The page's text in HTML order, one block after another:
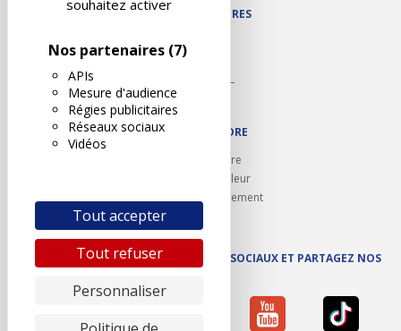
souhaitez activer
Nos partenaires (7)
APIs
Mesure d'audience
Régies publicitaires
Réseaux sociaux
Vidéos
Tout accepter
Tout refuser
Personnaliser
NOS PARTENAIRES
Autodidact
Karoil
Autovision PL
Motovision
NOUS REJOINDRE
Ouvrir un centre
Devenez contrôleur
Carrières et recrutement
SUIVEZ AUTOVISION SUR LES RÉSEAUX SOCIAUX ET PARTAGEZ NOS